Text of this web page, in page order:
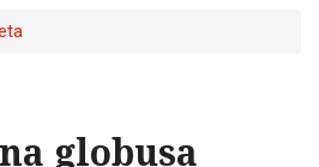
globusa